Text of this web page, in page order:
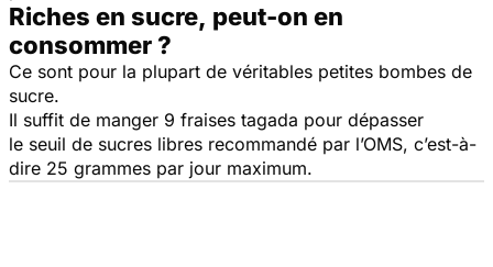
Riches en sucre, peut-on en
consommer ?
Ce sont pour la plupart de véritables petites bombes de
sucre.
Il suffit de manger 9 fraises tagada pour dépasser
le seuil de sucres libres recommandé par l’OMS, c’est-à-
dire 25 grammes par jour maximum.